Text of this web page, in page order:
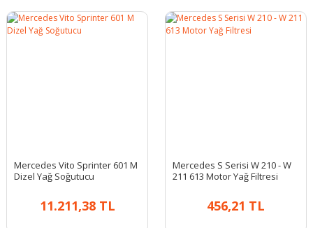
Mercedes Vito Sprinter 601 M
Dizel Yağ Soğutucu
11.211,38 TL
Mercedes S Serisi W 210 - W
211 613 Motor Yağ Filtresi
456,21 TL